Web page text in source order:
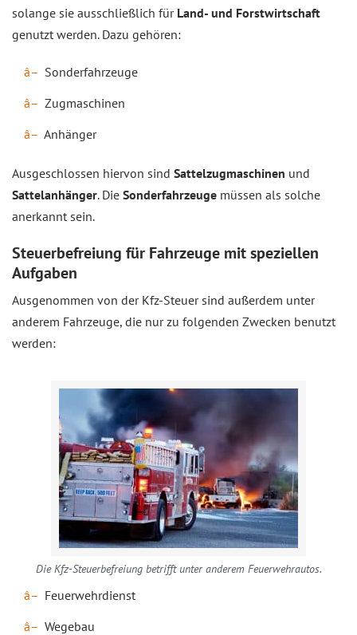
solange sie ausschließlich für Land- und Forstwirtschaft
genutzt werden. Dazu gehören:
Sonderfahrzeuge
Zugmaschinen
Anhänger
Ausgeschlossen hiervon sind Sattelzugmaschinen und
Sattelanhänger. Die Sonderfahrzeuge müssen als solche
anerkannt sein.
Steuerbefreiung für Fahrzeuge mit speziellen
Aufgaben
Ausgenommen von der Kfz-Steuer sind außerdem unter
anderem Fahrzeuge, die nur zu folgenden Zwecken benutzt
werden:
Die Kfz-Steuerbefreiung betrifft unter anderem Feuerwehrautos.
Feuerwehrdienst
Wegebau